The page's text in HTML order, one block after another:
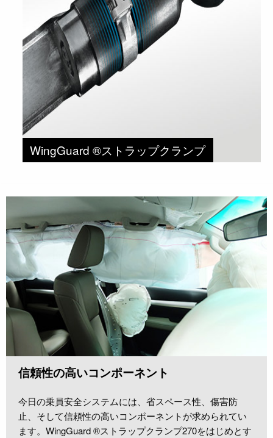
WingGuard ®ストラップクランプ
信頼性の高いコンポーネント
今日の乗員安全システムには、省スペース性、傷害防
止、そして信頼性の高いコンポーネントが求められてい
ます。WingGuard ®ストラップクランプ270をはじめとす